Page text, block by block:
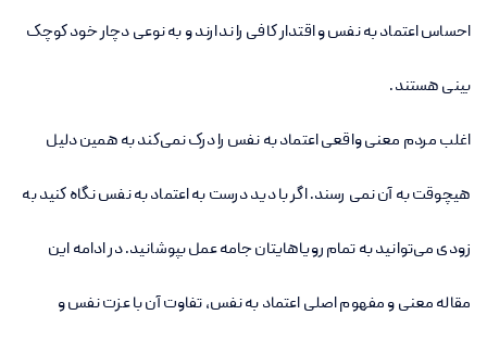
احساس اعتماد به نفس و اقتدار کافی را ندارند و به نوعی دچار خود کوچک
بینی هستند.
اغلب مردم معنی واقعی اعتماد به نفس را درک نمی‌کند به همین دلیل
هیچوقت به آن نمی رسند. اگر با دید درست به اعتماد به نفس نگاه کنید به
زودی می‌توانید به تمام رویاهایتان جامه عمل بپوشانید. در ادامه این
مقاله معنی و مفهوم اصلی اعتماد به نفس، تفاوت آن با عزت نفس و